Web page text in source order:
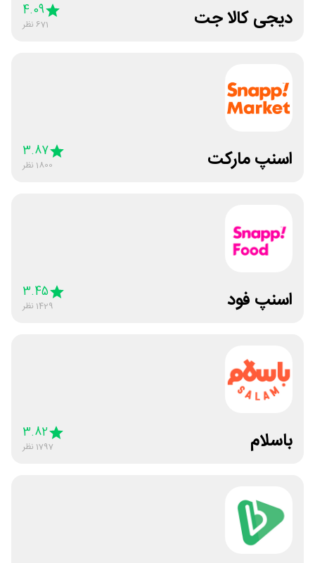
دیجی کالا جت 4.09
671 نظر
اسنپ مارکت 3.87
1800 نظر
اسنپ فود 3.45
1429 نظر
باسلام 3.82
1797 نظر